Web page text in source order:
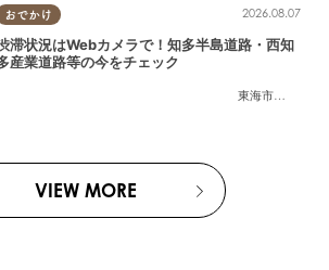
おでかけ
東海市
,大府市
2026.08.07
滞状況はWebカメラで！知多半島道路・西知
産業道路等の今をチェック
VIEW MORE